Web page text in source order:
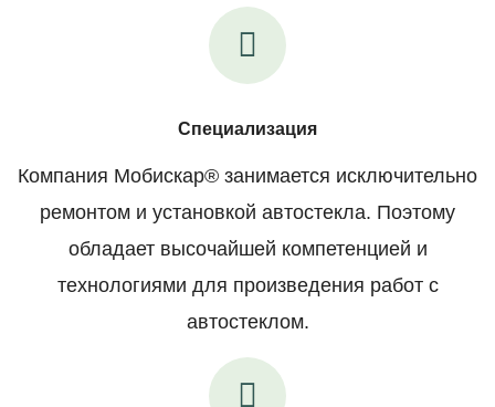
Специализация
Компания Мобискар® занимается исключительно
ремонтом и установкой автостекла. Поэтому
обладает высочайшей компетенцией и
технологиями для произведения работ с
автостеклом.